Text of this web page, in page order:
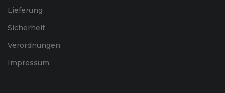
Lieferung
Sicherheit
Verordnungen
Impressum